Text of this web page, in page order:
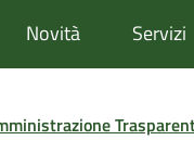
Novità Servizi